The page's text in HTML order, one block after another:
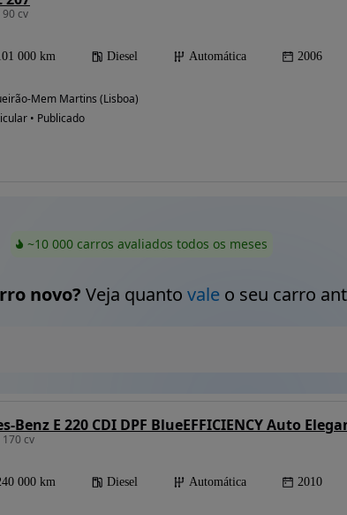
90 cv
000 km Diesel Automática 2006
Mem Martins (Lisboa)
• Publicado
~10 000 carros avaliados todos os meses
novo? Veja quanto valeo seu carro
Benz E 220 CDI DPF BlueEFFICIENCY Auto
170 cv
000 km Diesel Automática 2010